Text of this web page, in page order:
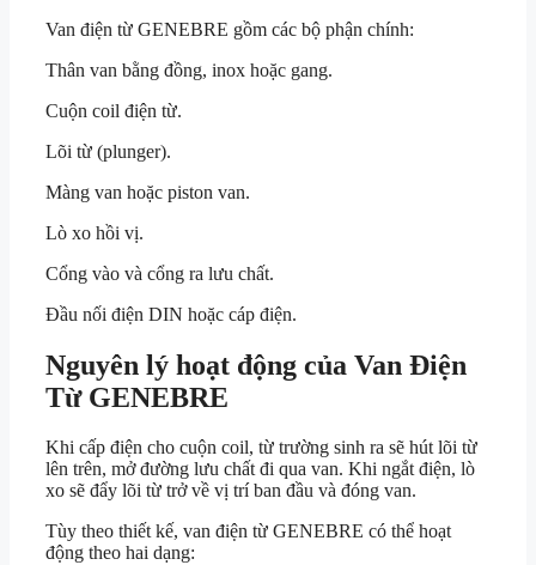
Van điện từ GENEBRE gồm các bộ phận chính:
Thân van bằng đồng, inox hoặc gang.
Cuộn coil điện từ.
Lõi từ (plunger).
Màng van hoặc piston van.
Lò xo hồi vị.
Cổng vào và cổng ra lưu chất.
Đầu nối điện DIN hoặc cáp điện.
Nguyên lý hoạt động của Van Điện
Từ GENEBRE
Khi cấp điện cho cuộn coil, từ trường sinh ra sẽ hút lõi từ
lên trên, mở đường lưu chất đi qua van. Khi ngắt điện, lò
xo sẽ đẩy lõi từ trở về vị trí ban đầu và đóng van.
Tùy theo thiết kế, van điện từ GENEBRE có thể hoạt
động theo hai dạng: